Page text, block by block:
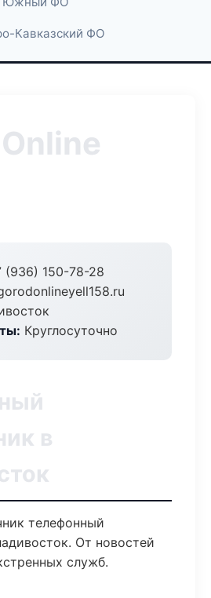
Кавказский ФО
(936) 150-78-28
Круглосуточно
в
телефонный
От новостей
служб.